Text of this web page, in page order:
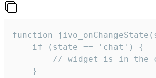
function
    if (state == 'chat') {
// widget is in the
    }